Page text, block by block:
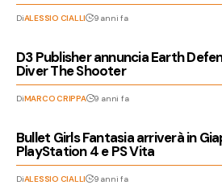
DiALESSIO CIALLI 9 anni fa
D3 Publisher annuncia Earth
Diver The Shooter
DiMARCO CRIPPA 9 anni fa
Bullet Girls Fantasia arriverà in
PlayStation 4 e PS Vita
DiALESSIO CIALLI 9 anni fa